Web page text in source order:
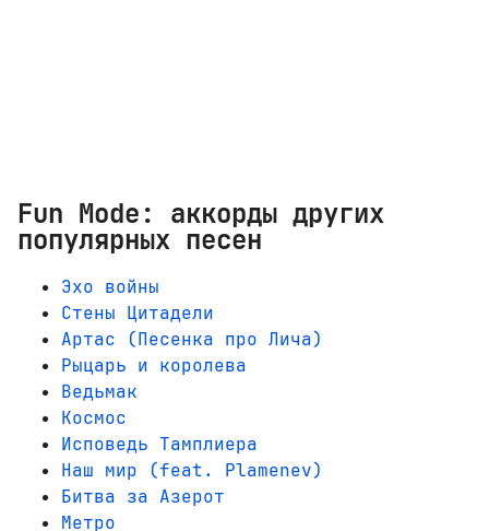
Fun Mode: аккорды других
популярных песен
Эхо войны
Стены Цитадели
Артас (Песенка про Лича)
Рыцарь и королева
Ведьмак
Космос
Исповедь Тамплиера
Наш мир (feat. Plamenev)
Битва за Азерот
Метро